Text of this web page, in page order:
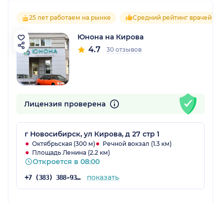
25 лет работаем на рынке Средний рейтинг врачей
Юнона на Кирова
4.7 30 отзывов
Лицензия проверена
г Новосибирск, ул Кирова, д 27 стр 1
Октябрьская (300 м)
Речной вокзал (1.3 км)
Площадь Ленина (2.2 км)
Откроется в 08:00
+7 (383) 388-93-32 показать